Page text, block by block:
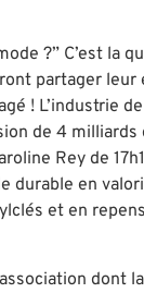
?” C’est la
partager leur
! L’industrie
de 4
Rey de
durable en
et en
dont